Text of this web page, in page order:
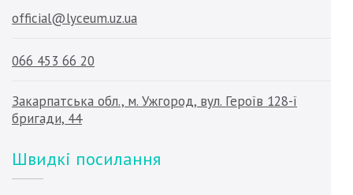
official@lyceum.uz.ua
066 453 66 20
Закарпатська обл., м. Ужгород, вул. Героїв 128-ї
бригади, 44
Швидкі посилання